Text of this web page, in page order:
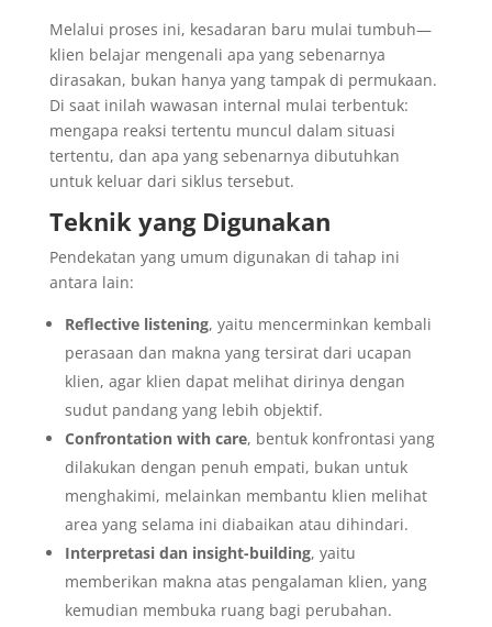
Melalui proses ini, kesadaran baru mulai tumbuh—
klien belajar mengenali apa yang sebenarnya
dirasakan, bukan hanya yang tampak di permukaan.
Di saat inilah wawasan internal mulai terbentuk:
mengapa reaksi tertentu muncul dalam situasi
tertentu, dan apa yang sebenarnya dibutuhkan
untuk keluar dari siklus tersebut.
Teknik yang Digunakan
Pendekatan yang umum digunakan di tahap ini
antara lain:
Reflective listening, yaitu mencerminkan kembali
perasaan dan makna yang tersirat dari ucapan
klien, agar klien dapat melihat dirinya dengan
sudut pandang yang lebih objektif.
Confrontation with care, bentuk konfrontasi yang
dilakukan dengan penuh empati, bukan untuk
menghakimi, melainkan membantu klien melihat
area yang selama ini diabaikan atau dihindari.
Interpretasi dan insight-building, yaitu
memberikan makna atas pengalaman klien, yang
kemudian membuka ruang bagi perubahan.